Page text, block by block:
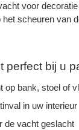
voor
scheuren van
perfect bij u
op bank, stoel of
in uw interieur
de vacht geslacht